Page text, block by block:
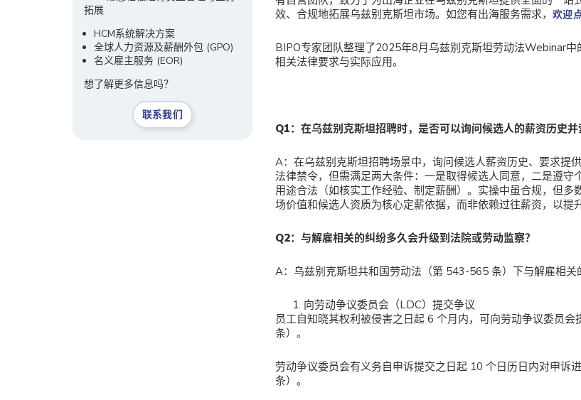
拓展
HCM系统解决方案
全球人力资源及薪酬外包 (GPO)
名义雇主服务 (EOR)
想了解更多信息吗？
联系我们
效、合规地拓展乌兹别克斯坦市场。如您有出海服务需求， 欢迎
BIPO专家团队整理了2025年8月乌兹别克斯坦劳动法Webinar
相关法律要求与实际应用。
Q1：在乌兹别克斯坦招聘时，是否可以询问候选人的薪资历史并
A：在乌兹别克斯坦招聘场景中，询问候选人薪资历史、要求提
法律禁令，但需满足两大条件：一是取得候选人同意，二是遵守
用途合法（如核实工作经验、制定薪酬）。实操中虽合规，但多
场价值和候选人资质为核心定薪依据，而非依赖过往薪资，以提
Q2：与解雇相关的纠纷多久会升级到法院或劳动监察？
A：乌兹别克斯坦共和国劳动法（第 543-565 条）下与解雇相关
向劳动争议委员会（LDC）提交争议
员工自知晓其权利被侵害之日起 6 个月内，可向劳动争议委员
条）。
劳动争议委员会有义务自申诉提交之日起 10 个日历日内对申诉
条）。